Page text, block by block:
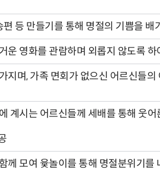
편 등 만들기를 통해 명절의 기쁨을
운 영화를 관람하며 외롭지 않도록
지며, 가족 면회가 없으신 어르신들
계시는 어르신들께 세배를 통해 웃
께 모여 윷놀이를 통해 명절분위기